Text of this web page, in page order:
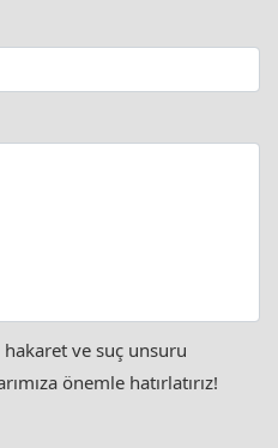
ve suç unsuru
önemle hatırlatırız!